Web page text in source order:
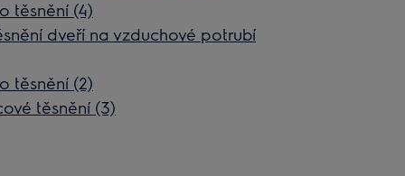
těsnění (4)
dveří na vzduchové potrubí
těsnění (2)
těsnění (3)